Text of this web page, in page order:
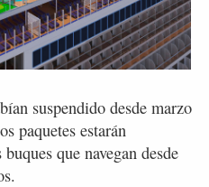
suspendido desde marzo
paquetes estarán
que navegan desde